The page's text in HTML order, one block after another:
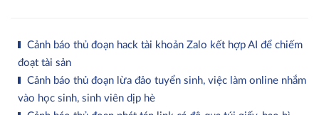
Cảnh báo thủ đoạn hack tài khoản Zalo kết hợp AI để chiếm
đoạt tài sản
Cảnh báo thủ đoạn lừa đảo tuyển sinh, việc làm online nhắm
vào học sinh, sinh viên dịp hè